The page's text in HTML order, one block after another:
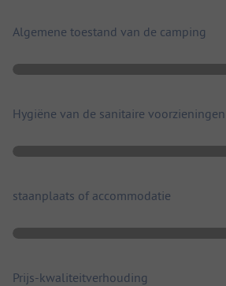
Algemene toestand van de camping
Hygiëne van de sanitaire voorzieningen
staanplaats of accommodatie
Prijs-kwaliteitverhouding